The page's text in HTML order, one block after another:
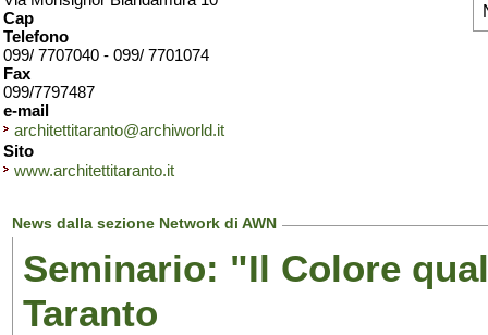
Cap
Telefono
099/ 7707040 - 099/ 7701074
Fax
099/7797487
e-mail
architettitaranto@archiworld.it
Sito
www.architettitaranto.it
News dalla sezione Network di AWN
Seminario: "Il Colore
Taranto